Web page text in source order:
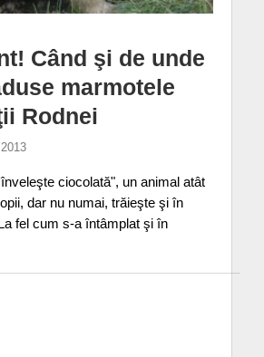
Când şi de unde
marmotele
Rodnei
ciocolată", un animal atât
dar nu numai, trăieşte şi în
fel cum s-a întâmplat şi în